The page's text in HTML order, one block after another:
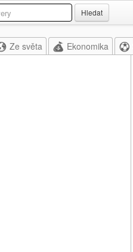
Hledat
Ze světa Ekonomika